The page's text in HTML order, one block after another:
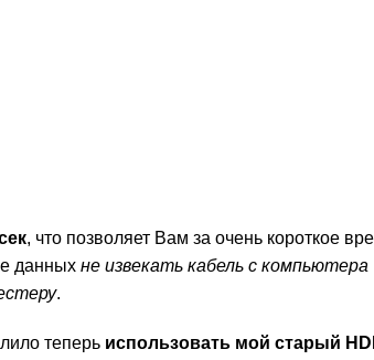
, что позволяет Вам за очень короткое
данных не извекать кабель с компьютера
.
теперь использовать мой старый